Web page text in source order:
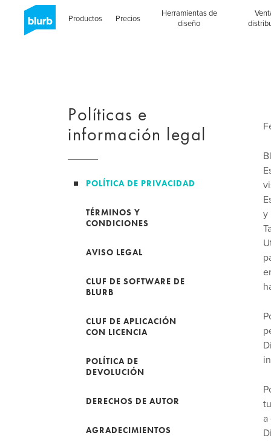
Productos Precios
Herramientas de
diseño
y
a
Políticas e
información legal
POLÍTICA DE PRIVACIDAD
TÉRMINOS Y
CONDICIONES
AVISO LEGAL
CLUF DE SOFTWARE DE
BLURB
CLUF DE APLICACIÓN
CON LICENCIA
POLÍTICA DE
DEVOLUCIÓN
DERECHOS DE AUTOR
AGRADECIMIENTOS